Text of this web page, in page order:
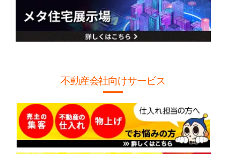
不動産会社向けサービス